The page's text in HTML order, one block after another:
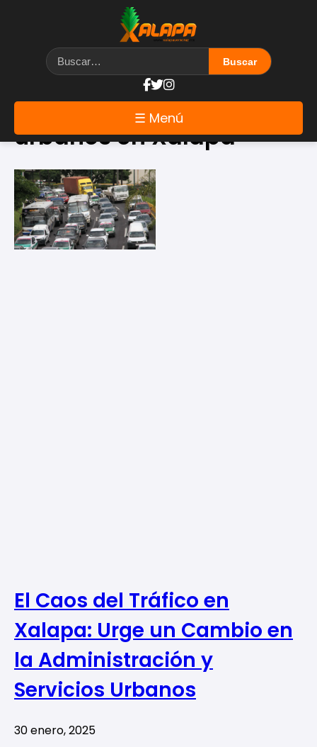
☰ Menú
Etiqueta: problemas
urbanos en Xalapa
El Caos del Tráfico en
Xalapa: Urge un Cambio en
la Administración y
Servicios Urbanos
30 enero, 2025